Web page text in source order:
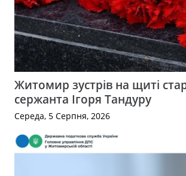
Житомир зустрів на щиті
сержанта Ігоря Тандуру
Середа, 5 Серпня, 2026